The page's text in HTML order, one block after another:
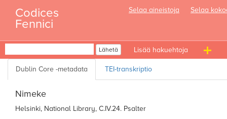
content
Codices
Fennici
Selaa aineistoja Selaa
Lähetä
Nimeke
Helsinki, National Library, C.IV.24. Psalter